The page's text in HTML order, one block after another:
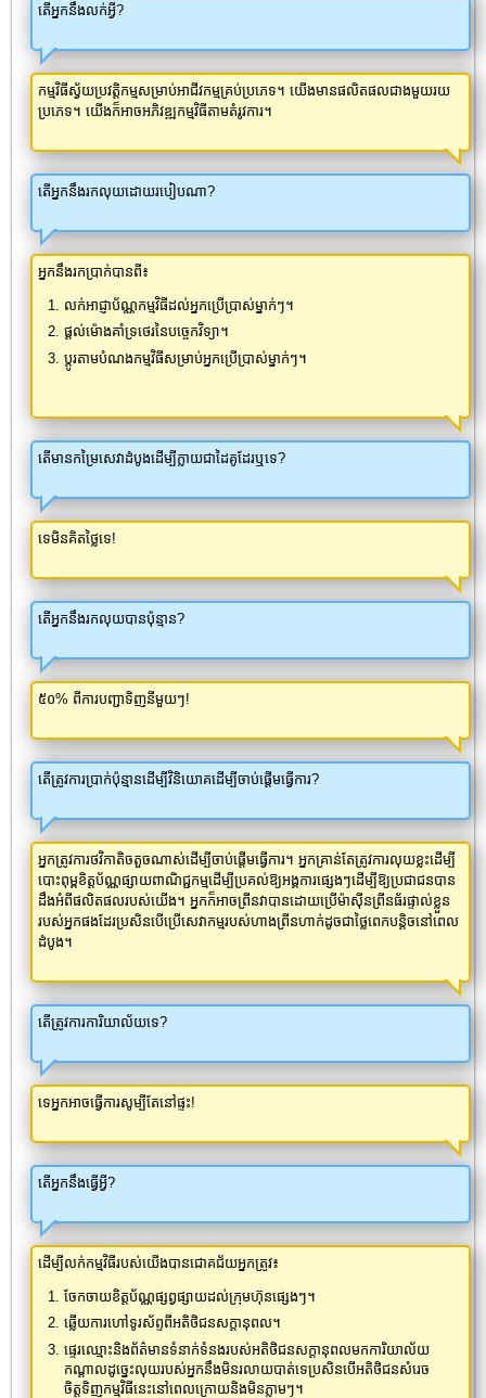
តើអ្នកនឹងលក់អ្វី?
កម្មវិធីស្វ័យប្រវត្តិកម្មសម្រាប់អាជីវកម្មគ្រប់ប្រភេទ។ យើងមានផលិតផលជាងមួយរយ
ប្រភេទ។ យើងក៏អាចអភិវឌ្ឍកម្មវិធីតាមតំរូវការ។
តើអ្នកនឹងរកលុយដោយរបៀបណា?
អ្នកនឹងរកប្រាក់បានពី៖
លក់អាជ្ញាប័ណ្ណកម្មវិធីដល់អ្នកប្រើប្រាស់ម្នាក់ៗ។
ផ្តល់ម៉ោងគាំទ្រថេរនៃបច្ចេកវិទ្យា។
ប្ដូរតាមបំណងកម្មវិធីសម្រាប់អ្នកប្រើប្រាស់ម្នាក់ៗ។
តើមានកម្រៃសេវាដំបូងដើម្បីក្លាយជាដៃគូដែរឬទេ?
ទេមិនគិតថ្លៃទេ!
តើអ្នកនឹងរកលុយបានប៉ុន្មាន?
៥០% ពីការបញ្ជាទិញនីមួយៗ!
តើត្រូវការប្រាក់ប៉ុន្មានដើម្បីវិនិយោគដើម្បីចាប់ផ្តើមធ្វើការ?
អ្នកត្រូវការថវិកាតិចតួចណាស់ដើម្បីចាប់ផ្តើមធ្វើការ។ អ្នកគ្រាន់តែត្រូវការលុយខ្លះដើម្បី
បោះពុម្ពខិត្តប័ណ្ណផ្សាយពាណិជ្ជកម្មដើម្បីប្រគល់ឱ្យអង្គការផ្សេងៗដើម្បីឱ្យប្រជាជនបាន
ដឹងអំពីផលិតផលរបស់យើង។ អ្នកក៏អាចព្រីនវាបានដោយប្រើម៉ាស៊ីនព្រីនធ័រផ្ទាល់ខ្លួន
របស់អ្នកផងដែរប្រសិនបើប្រើសេវាកម្មរបស់ហាងព្រីនហាក់ដូចជាថ្លៃពេកបន្តិចនៅពេល
ដំបូង។
តើត្រូវការការិយាល័យទេ?
ទេអ្នកអាចធ្វើការសូម្បីតែនៅផ្ទះ!
តើ​អ្នក​នឹង​ធ្វើអ្វី?
ដើម្បីលក់កម្មវិធីរបស់យើងបានជោគជ័យអ្នកត្រូវ៖
ចែកចាយខិត្តប័ណ្ណផ្សព្វផ្សាយដល់ក្រុមហ៊ុនផ្សេងៗ។
ឆ្លើយការហៅទូរស័ព្ទពីអតិថិជនសក្តានុពល។
ផ្ទេរឈ្មោះនិងព័ត៌មានទំនាក់ទំនងរបស់អតិថិជនសក្តានុពលមកការិយាល័យ
កណ្តាលដូច្នេះលុយរបស់អ្នកនឹងមិនរលាយបាត់ទេប្រសិនបើអតិថិជនសំរេច
ចិត្តទិញកម្មវិធីនេះនៅពេលក្រោយនិងមិនភ្លាមៗ។